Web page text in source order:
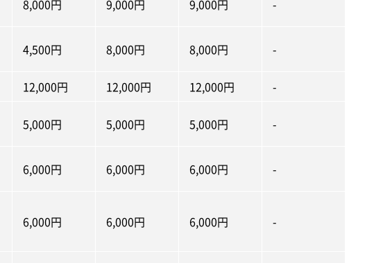
8,000円 9,000円 9,000円 -
4,500円 8,000円 8,000円 -
12,000円 12,000円 12,000円
-
5,000円 5,000円 5,000円 -
6,000円 6,000円 6,000円 -
6,000円 6,000円 6,000円 -